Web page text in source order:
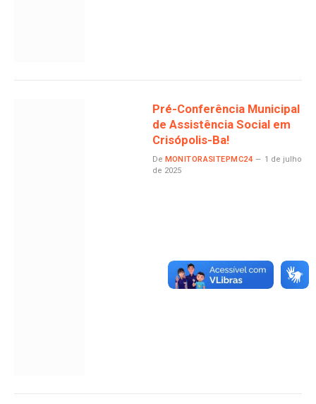
Pré-Conferência Municipal
de Assistência Social em
Crisópolis-Ba!
De MONITORASITEPMC24
1 de julho
de 2025